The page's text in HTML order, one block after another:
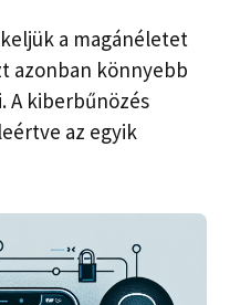
a magánéletet
azonban könnyebb
A kiberbűnözés
az egyik